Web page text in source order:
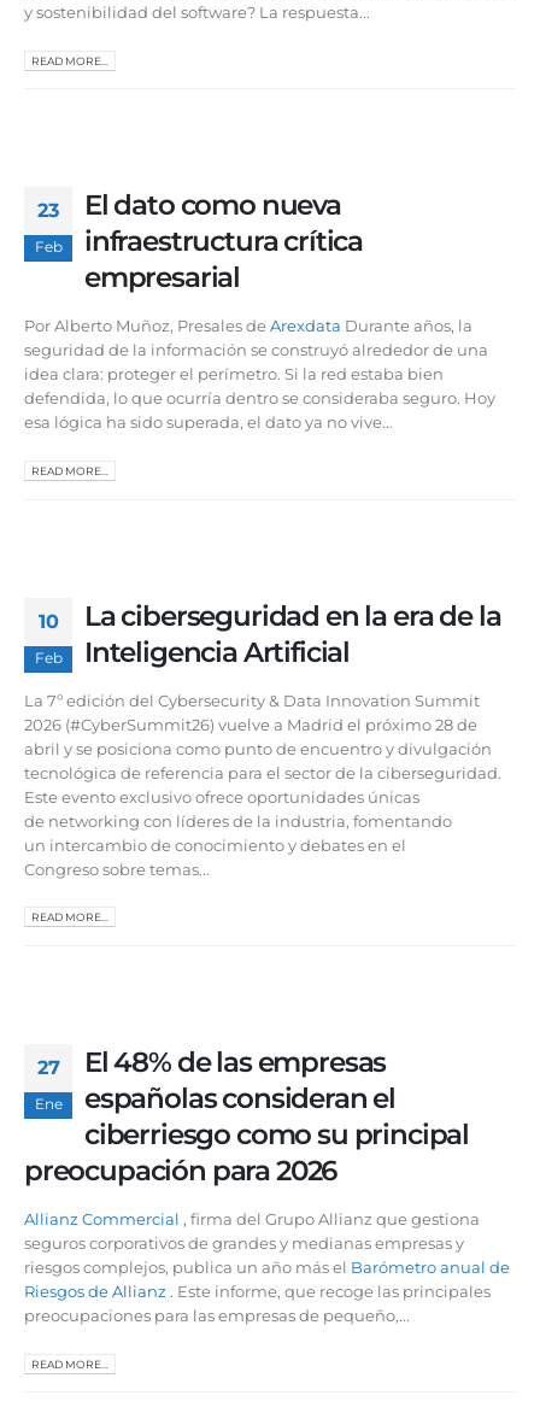
y sostenibilidad del software? La respuesta...
READ MORE...
23
Feb
El dato como nueva
infraestructura crítica
empresarial
Por Alberto Muñoz, Presales deArexdata Durante años, la
seguridad de la información se construyó alrededor de una
idea clara: proteger el perímetro. Si la red estaba bien
defendida, lo que ocurría dentro se consideraba seguro. Hoy
esa lógica ha sido superada, el dato ya no vive...
READ MORE...
10
Feb
La ciberseguridad en la era de la
Inteligencia Artificial
La 7º edición del Cybersecurity & Data Innovation Summit
2026 (#CyberSummit26) vuelve a Madrid el próximo 28 de
abril y se posiciona como punto de encuentro y divulgación
tecnológica de referencia para el sector de la ciberseguridad.
Este evento exclusivo ofrece oportunidades únicas
de networking con líderes de la industria, fomentando
un intercambio de conocimiento y debates en el
Congreso sobre temas...
READ MORE...
27
Ene
El 48% de las empresas
españolas consideran el
ciberriesgo como su principal
preocupación para 2026
Allianz Commercial , firma del Grupo Allianz que gestiona
seguros corporativos de grandes y medianas empresas y
riesgos complejos, publica un año más el Barómetroanual de
Riesgosde Allianz . Este informe, que recoge las principales
preocupaciones para las empresas de pequeño,...
READ MORE...